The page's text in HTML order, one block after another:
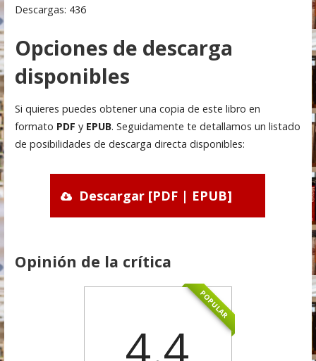
Descargas: 436
Opciones de descarga
disponibles
Si quieres puedes obtener una copia de este libro en
formato PDF y EPUB. Seguidamente te detallamos un listado
de posibilidades de descarga directa disponibles:
Descargar [PDF | EPUB]
Opinión de la crítica
POPULAR